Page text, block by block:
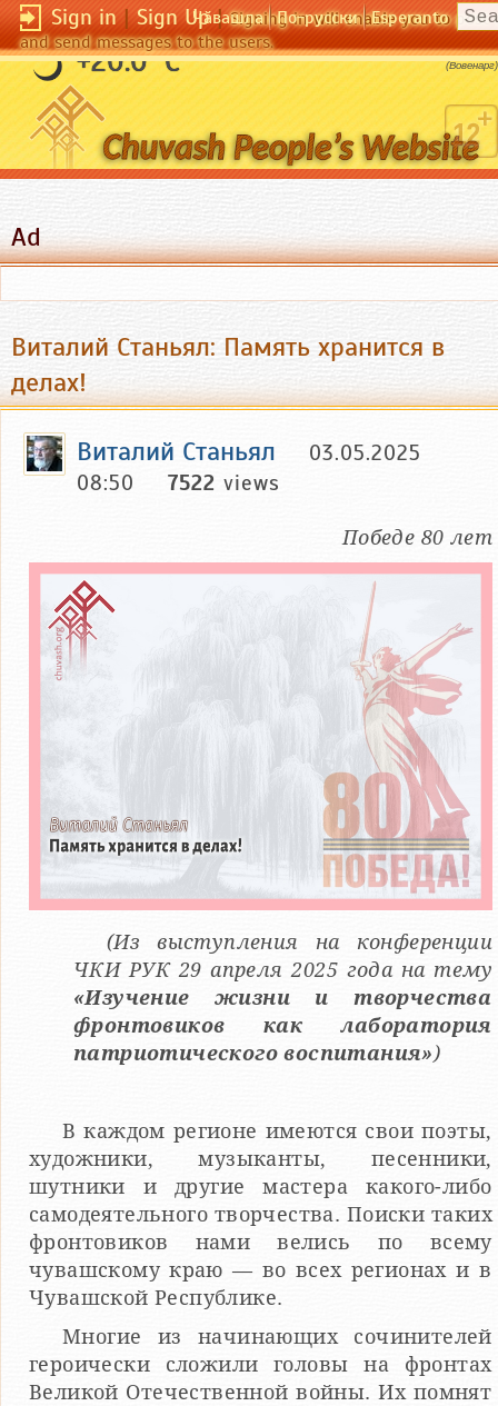
Sign in|Sign Up|Signing in will enable you to post
and send messages to the users.
Чӑвашла По-русски Esperanto
+20.0 °C Мы действуем лучше, нежели мыслим.
(Вовенарг)
Ad
Виталий Станьял: Память хранится в
делах!
Виталий Станьял
03.05.2025
08:50
7522 views
Победе 80 лет
(Из выступления на конференции
ЧКИ РУК 29 апреля 2025 года на тему
«Изучение жизни и творчества
фронтовиков как лаборатория
патриотического воспитания»)
В каждом регионе имеются свои поэты,
художники, музыканты, песенники,
шутники и другие мастера какого-либо
самодеятельного творчества. Поиски таких
фронтовиков нами велись по всему
чувашскому краю — во всех регионах и в
Чувашской Республике.
Многие из начинающих сочинителей
героически сложили головы на фронтах
Великой Отечественной войны. Их помнят